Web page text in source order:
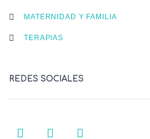
MATERNIDAD Y FAMILIA
TERAPIAS
REDES SOCIALES